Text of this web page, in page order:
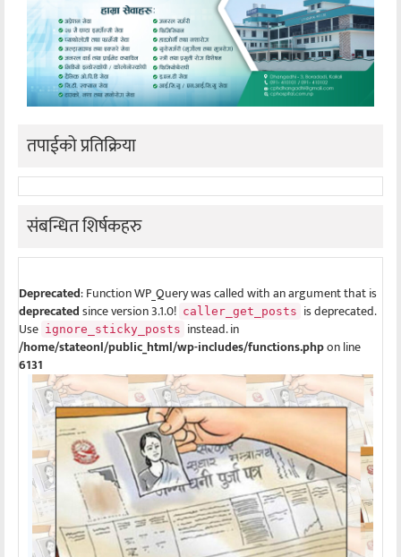
तपाईको प्रतिक्रिया
संबन्धित शिर्षकहरु
Deprecated: Function WP_Query was called with an argument that is
deprecatedsince version 3.1.0! caller_get_posts is deprecated.
Use ignore_sticky_posts instead. in
/home/stateonl/public_html/wp-includes/functions.phpon line
6131